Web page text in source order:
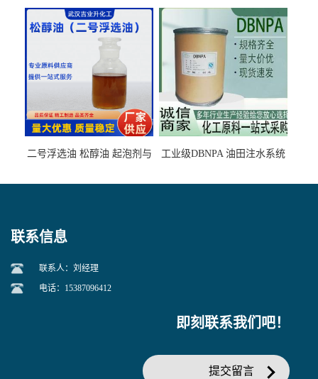
二号浮选油 松醇油 起泡剂与
工业级DBNPA 油田注水系统
联系信息
联系人：刘经理
电话：15387096412
即刻联系我们吧！
提交留言